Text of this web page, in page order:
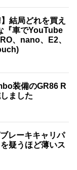
結局どれを買え
『車でYouTube
、nano、E2、
装備のGR86 R
ました
レーキキャリパ
疑うほど薄いス